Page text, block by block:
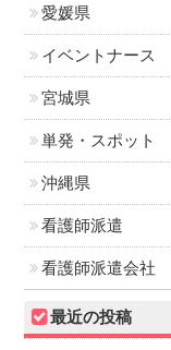
愛媛県
イベントナース
宮城県
単発・スポット
沖縄県
看護師派遣
看護師派遣会社
最近の投稿